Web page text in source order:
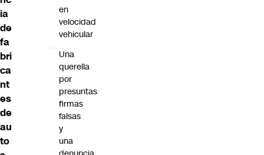
ia
de
fa
bri
ca
nt
es
de
au
to
en
velocidad
vehicular
Una
querella
por
presuntas
firmas
falsas
y
una